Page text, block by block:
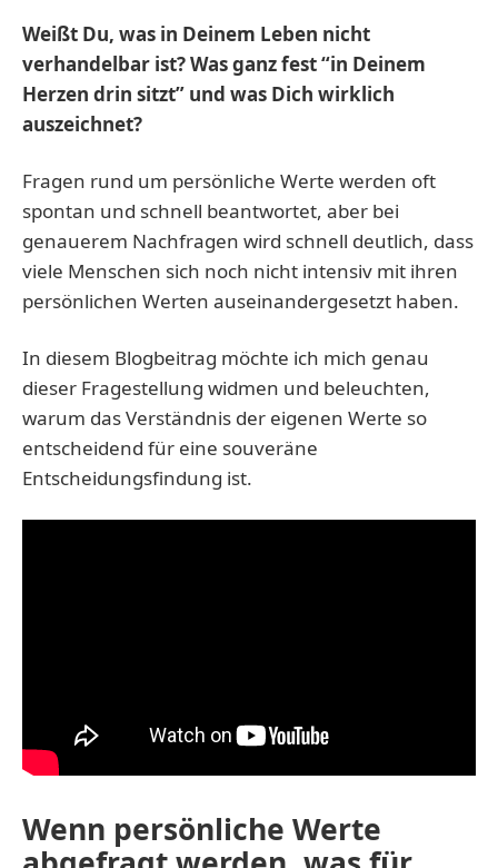
Weißt Du, was in Deinem Leben nicht
verhandelbar ist? Was ganz fest “in Deinem
Herzen drin sitzt” und was Dich wirklich
auszeichnet?
Fragen rund um persönliche Werte werden oft
spontan und schnell beantwortet, aber bei
genauerem Nachfragen wird schnell deutlich, dass
viele Menschen sich noch nicht intensiv mit ihren
persönlichen Werten auseinandergesetzt haben.
In diesem Blogbeitrag möchte ich mich genau
dieser Fragestellung widmen und beleuchten,
warum das Verständnis der eigenen Werte so
entscheidend für eine souveräne
Entscheidungsfindung ist.
Wenn persönliche Werte